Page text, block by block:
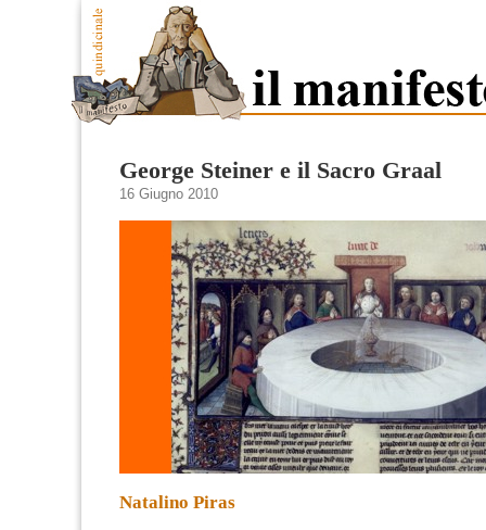
George Steiner e il Sacro Graal
16 Giugno 2010
Natalino Piras